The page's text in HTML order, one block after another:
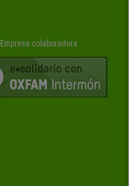
Empresa colaboradora